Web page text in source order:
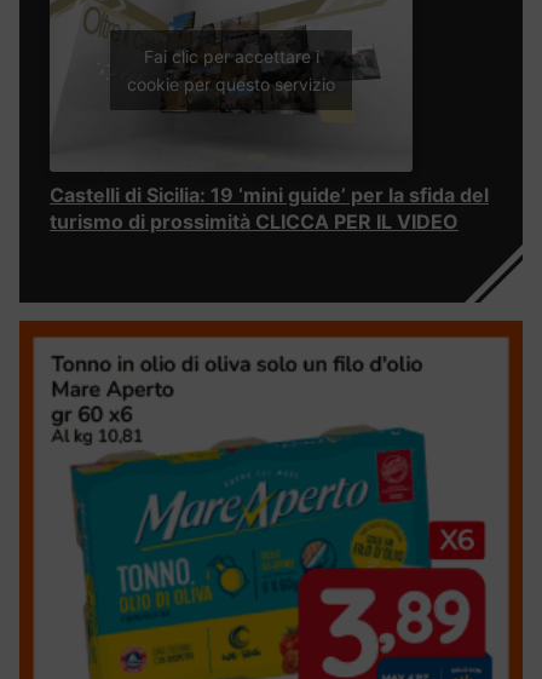
Fai clic per accettare i
cookie per questo servizio
Castelli di Sicilia: 19 ‘mini guide’ per la sfida del
turismo di prossimità CLICCA PER IL VIDEO